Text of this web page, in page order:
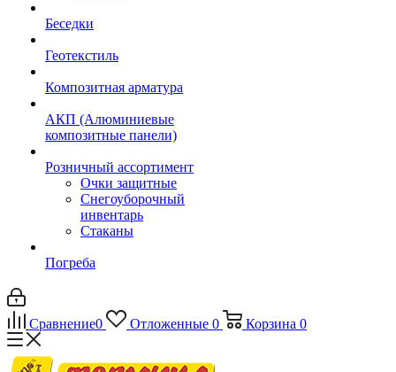
Беседки
Геотекстиль
Композитная арматура
АКП (Алюминиевые
композитные панели)
Розничный ассортимент
Очки защитные
Снегоуборочный
инвентарь
Стаканы
Погреба
Сравнение0 Отложенные 0 Корзина 0